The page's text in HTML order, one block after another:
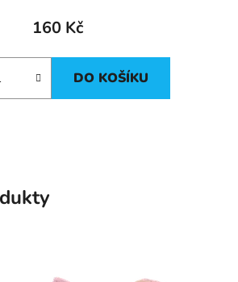
160 Kč
DO KOŠÍKU